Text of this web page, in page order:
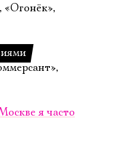
«Огонёк»,
я часто